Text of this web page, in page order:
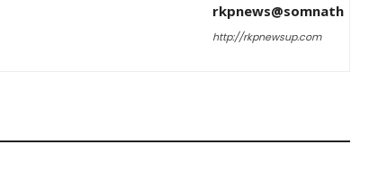
rkpnews@somnath
http://rkpnewsup.com